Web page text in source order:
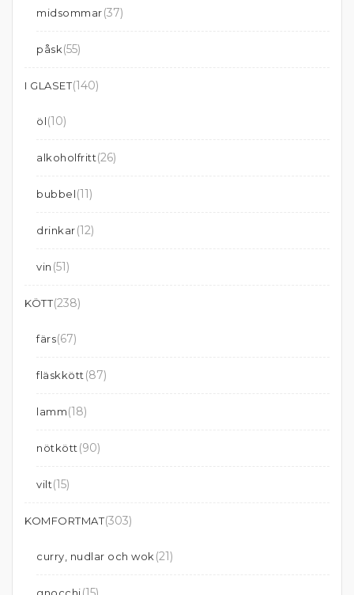
midsommar(37)
påsk(55)
I GLASET(140)
öl(10)
alkoholfritt(26)
bubbel(11)
drinkar(12)
vin (51)
KÖTT(238)
färs(67)
fläskkött (87)
lamm(18)
nötkött (90)
vilt(15)
KOMFORTMAT(303)
curry, nudlar och wok (21)